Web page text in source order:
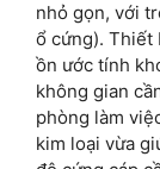
nhỏ gọn, với
ổ cứng). Thiết
ồn ước tính
không gian
phòng làm
kim loại vừa